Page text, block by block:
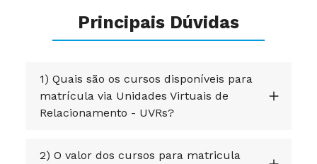
Principais Dúvidas
1) Quais são os cursos disponíveis para
matrícula via Unidades Virtuais de
Relacionamento - UVRs?
2) O valor dos cursos para matricula